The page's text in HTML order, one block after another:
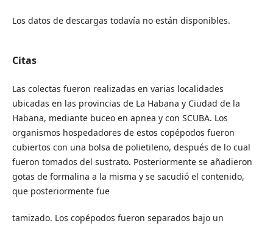
Los datos de descargas todavía no están disponibles.
Citas
Las colectas fueron realizadas en varias localidades
ubicadas en las provincias de La Habana y Ciudad de la
Habana, mediante buceo en apnea y con SCUBA. Los
organismos hospedadores de estos copépodos fueron
cubiertos con una bolsa de polietileno, después de lo cual
fueron tomados del sustrato. Posteriormente se añadieron
gotas de formalina a la misma y se sacudió el contenido,
que posteriormente fue
tamizado. Los copépodos fueron separados bajo un